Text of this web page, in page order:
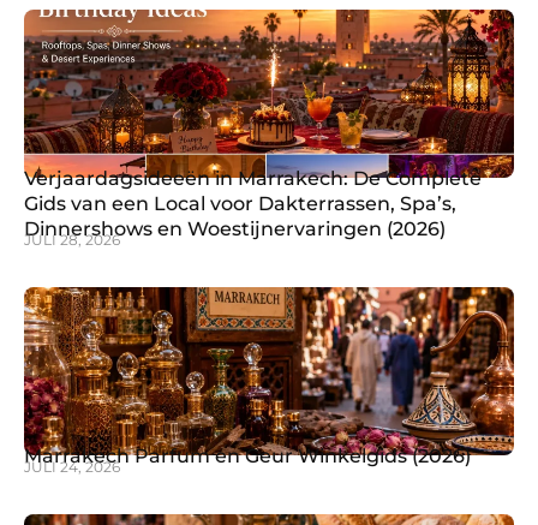
Verjaardagsideeën in Marrakech: De Complete
Gids van een Local voor Dakterrassen, Spa’s,
Dinnershows en Woestijnervaringen (2026)
JULI 28, 2026
Marrakech Parfum en Geur Winkelgids (2026)
JULI 24, 2026